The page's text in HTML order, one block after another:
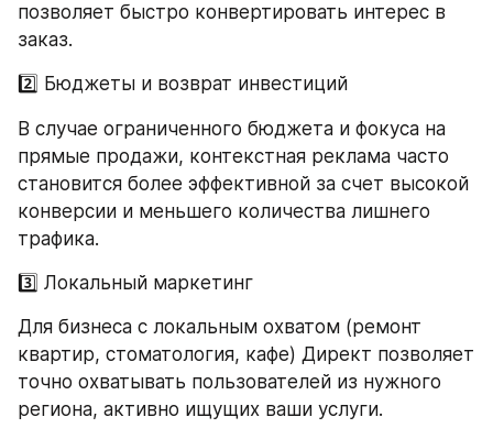
позволяет быстро конвертировать интерес в
заказ.
2️⃣ Бюджеты и возврат инвестиций
В случае ограниченного бюджета и фокуса на
прямые продажи, контекстная реклама часто
становится более эффективной за счет высокой
конверсии и меньшего количества лишнего
трафика.
3️⃣ Локальный маркетинг
Для бизнеса с локальным охватом (ремонт
квартир, стоматология, кафе) Директ позволяет
точно охватывать пользователей из нужного
региона, активно ищущих ваши услуги.